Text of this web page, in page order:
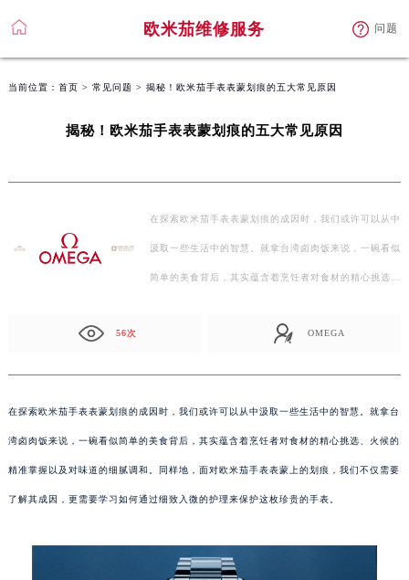
欧米茄维修服务 问题
当前位置： 首页 > 常见问题 > 揭秘！欧米茄手表表蒙划痕的五大常见原因
揭秘！欧米茄手表表蒙划痕的五大常见原因
在探索欧米茄手表表蒙划痕的成因时，我们或许可以从中
汲取一些生活中的智慧。就拿台湾卤肉饭来说，一碗看似
简单的美食背后，其实蕴含着烹饪者对食材的精心挑选…
56次 OMEGA
在探索欧米茄手表表蒙划痕的成因时，我们或许可以从中汲取一些生活中的智慧。就拿台
湾卤肉饭来说，一碗看似简单的美食背后，其实蕴含着烹饪者对食材的精心挑选、火候的
精准掌握以及对味道的细腻调和。同样地，面对欧米茄手表表蒙上的划痕，我们不仅需要
了解其成因，更需要学习如何通过细致入微的护理来保护这枚珍贵的手表。